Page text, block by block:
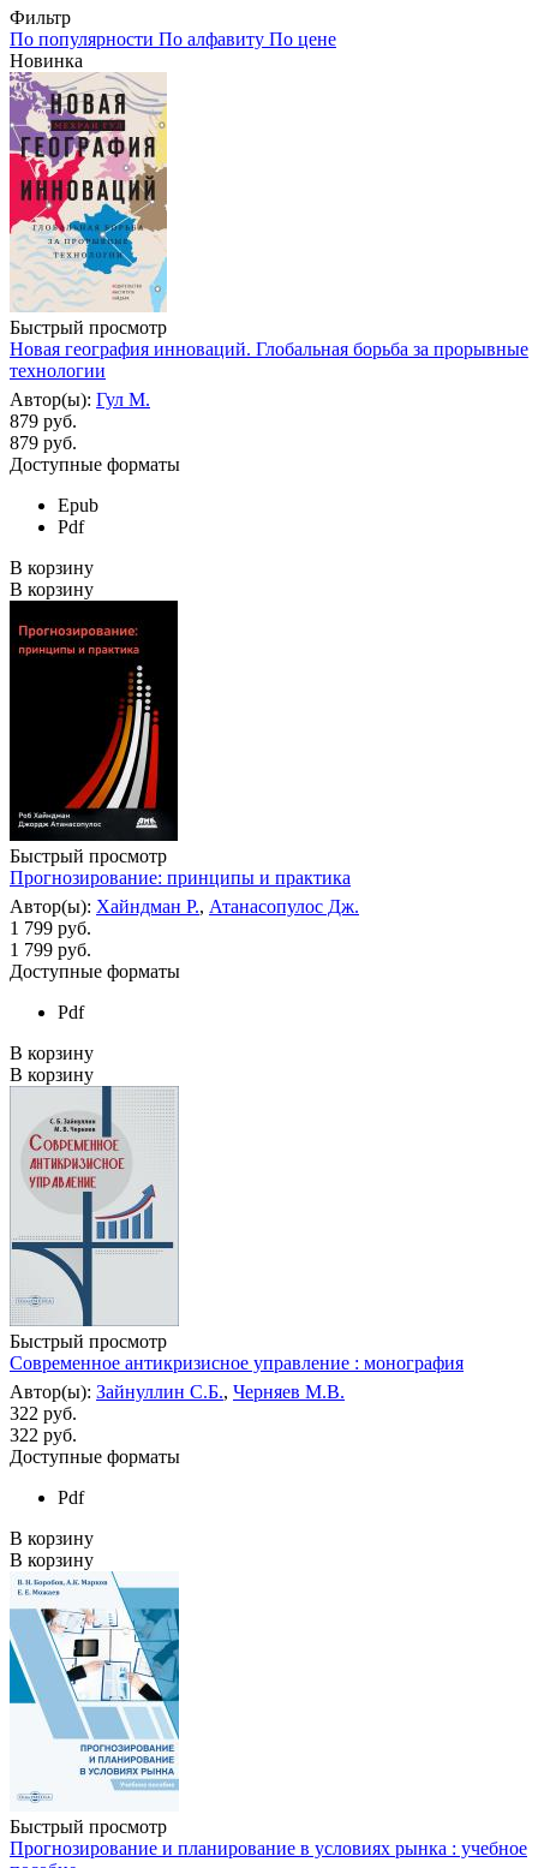
Фильтр
По популярности По алфавиту По цене
Новинка
Быстрый просмотр
Новая география инноваций. Глобальная борьба за прорывные
технологии
Автор(ы): Гул М.
879 руб.
879 руб.
Доступные форматы
Epub
Pdf
В корзину
В корзину
Быстрый просмотр
Прогнозирование: принципы и практика
Автор(ы): Хайндман Р., Атанасопулос Дж.
1 799 руб.
1 799 руб.
Доступные форматы
Pdf
В корзину
В корзину
Быстрый просмотр
Современное антикризисное управление : монография
Автор(ы): Зайнуллин С.Б., Черняев М.В.
322 руб.
322 руб.
Доступные форматы
Pdf
В корзину
В корзину
Быстрый просмотр
Прогнозирование и планирование в условиях рынка : учебное